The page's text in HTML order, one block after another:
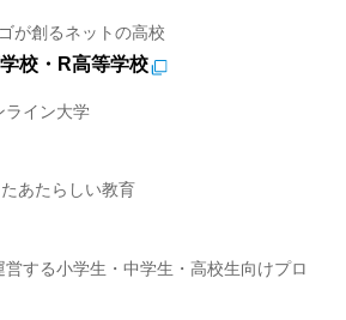
が創るネットの高校
校・R高等学校
ライン大学
あたらしい教育
する小学生・中学生・高校生向けプロ